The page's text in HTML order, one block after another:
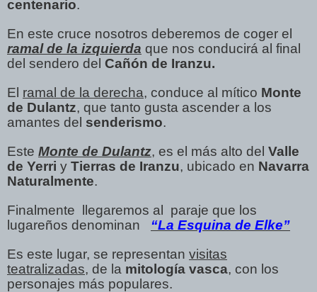
centenario.
En este cruce nosotros deberemos de coger el
ramal de la izquierda que nos conducirá al final
del sendero del Cañón de Iranzu.
El ramal de la derecha, conduce al mítico Monte
de Dulantz, que tanto gusta ascender a los
amantes del senderismo.
Este Monte de Dulantz, es el más alto del Valle
de Yerri y Tierras de Iranzu, ubicado en Navarra
Naturalmente.
Finalmente llegaremos al paraje que los
lugareños denominan “La Esquina de Elke”
Es este lugar, se representan visitas
teatralizadas, de la mitología vasca, con los
personajes más populares.